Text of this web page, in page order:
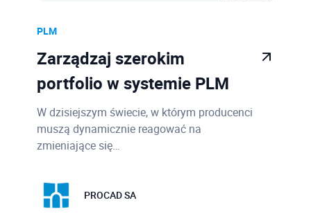
PLM
Zarządzaj szerokim
portfolio w systemie PLM
W dzisiejszym świecie, w którym producenci
muszą dynamicznie reagować na
zmieniające się…
PROCAD SA